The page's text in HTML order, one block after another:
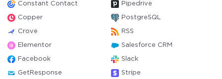
Constant Contact Pipedrive
Copper PostgreSQL
Crove RSS
Elementor Salesforce CRM
Facebook Slack
GetResponse Stripe